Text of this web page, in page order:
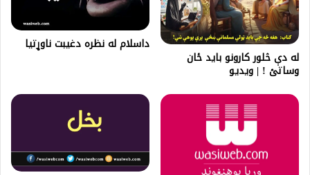
له دې څلور کارونو باید ځان
وساتئ ! | ويديو
داسلام له نظره دغيبت ناوړتيا